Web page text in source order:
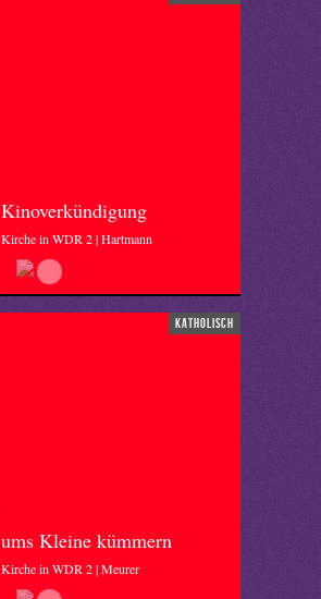
Kinoverkündigung
Kirche in WDR 2 | Hartmann
katholisch
ums Kleine kümmern
Kirche in WDR 2 | Meurer